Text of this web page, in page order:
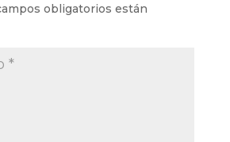
obligatorios están